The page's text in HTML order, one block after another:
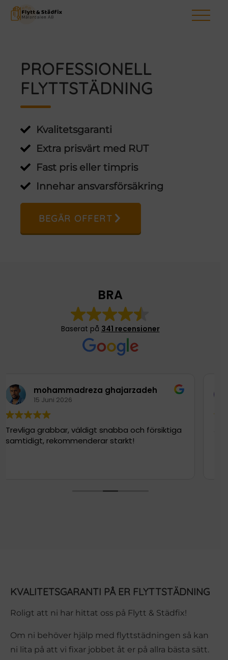
HEM
FLYTTFIRMA
UTLANDSFLYTT
FLYTTSTÄDNING
TJÄNSTER
OM OSS
NYHETER
PROFESSIONELL
FLYTTSTÄDNING
Kvalitetsgaranti
Extra prisvärt med RUT
Fast pris eller timpris
Innehar ansvarsförsäkring
BEGÄR OFFERT
BRA
Baserat på 341 recensioner
mohammadreza ghajarzadeh
15 Juni 2026
Trevliga grabbar, väldigt snabba och försiktiga
samtidigt, rekommenderar starkt!
KVALITETSGARANTI PÅ ER FLYTTSTÄDNING
Roligt att ni har hittat oss på Flytt & Städfix!
Om ni behöver hjälp med flyttstädningen så kan
ni lita på att vi fixar jobbet åt er på allra bästa sätt.